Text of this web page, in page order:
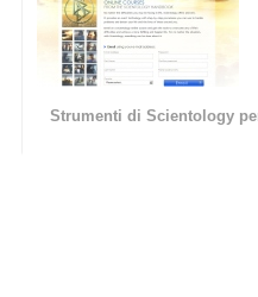
Strumenti di Scientology